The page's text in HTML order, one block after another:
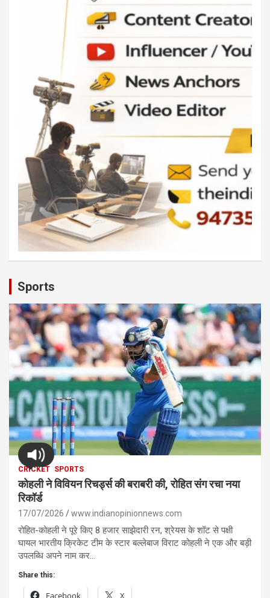
Sports
CRICKET SPORTS
कोहली ने विवियन रिचर्ड्स की बराबरी की, रोहित संग रचा नया
रिकॉर्ड
17/07/2026 www.indianopinionnews.com
रोहित-कोहली ने पूरे किए 8 हजार साझेदारी रन, श्रेयस के शॉट से पक्षी
घायल भारतीय क्रिकेट टीम के स्टार बल्लेबाज विराट कोहली ने एक और बड़ी
उपलब्धि अपने नाम कर…
Share this:
Facebook X